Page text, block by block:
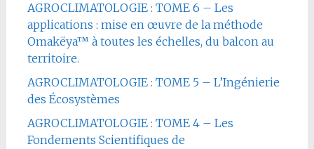
AGROCLIMATOLOGIE : TOME 6 – Les
applications : mise en œuvre de la méthode
Omakëya™ à toutes les échelles, du balcon au
territoire.
AGROCLIMATOLOGIE : TOME 5 – L’Ingénierie
des Écosystèmes
AGROCLIMATOLOGIE : TOME 4 – Les
Fondements Scientifiques de